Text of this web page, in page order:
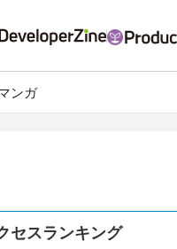
ンガ
セスランキング